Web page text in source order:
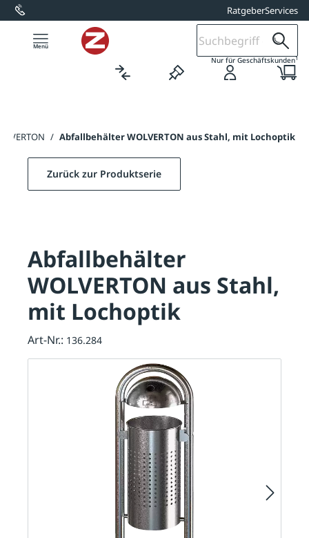
springen RatgeberServices
Nur für Geschäftskunden1
/ Abfallbehälter WOLVERTON aus Stahl, mit Lochoptik
Zurück zur Produktserie
Abfallbehälter
WOLVERTON aus Stahl,
mit Lochoptik
Art-Nr.: 136.284